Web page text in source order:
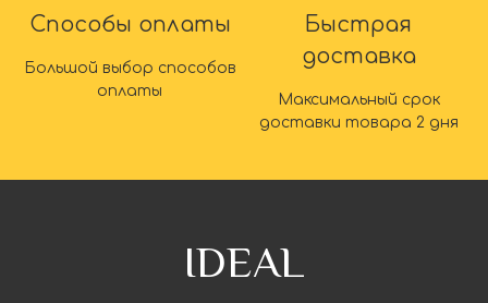
Способы оплаты
Большой выбор способов
оплаты
Быстрая
доставка
Максимальный срок
доставки товара 2 дня
IDEAL